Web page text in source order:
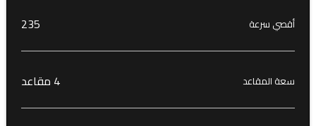
أقصي سرعة 235
سعة المقاعد 4 مقاعد